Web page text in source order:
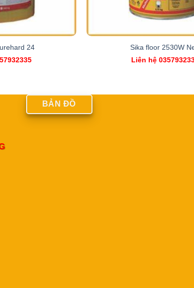
24
Sika floor 2530W
Liên hệ
BẢN ĐỒ